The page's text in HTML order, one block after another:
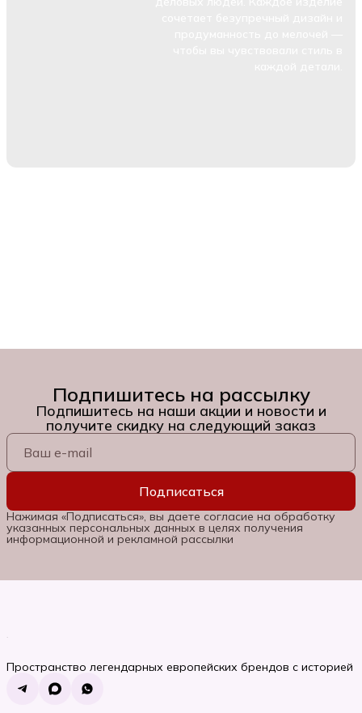
Подпишитесь на рассылку
Подпишитесь на наши акции и новости и
получите скидку на следующий заказ
Подписаться
Нажимая «Подписаться», вы даете согласие на обработку
указанных персональных данных в целях получения
информационной и рекламной рассылки
Пространство легендарных европейских брендов с историей